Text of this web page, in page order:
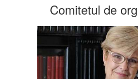
Comitetul de